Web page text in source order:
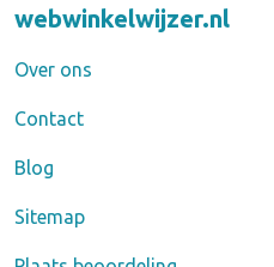
webwinkelwijzer.nl
Over ons
Contact
Blog
Sitemap